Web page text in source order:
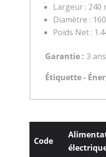
Largeur : 240
Diamètre :
Poids Net :
Garantie : 3
Étiquette -
Code